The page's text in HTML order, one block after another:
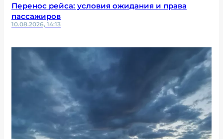
Перенос рейса: условия ожидания и права
пассажиров
10.08.2026, 14:13